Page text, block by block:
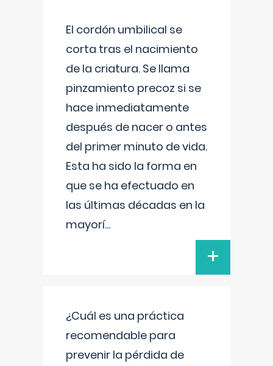
El cordón umbilical se
corta tras el nacimiento
de la criatura. Se llama
pinzamiento precoz si se
hace inmediatamente
después de nacer o antes
del primer minuto de vida.
Esta ha sido la forma en
que se ha efectuado en
las últimas décadas en la
mayorí...
+
¿Cuál es una práctica
recomendable para
prevenir la pérdida de